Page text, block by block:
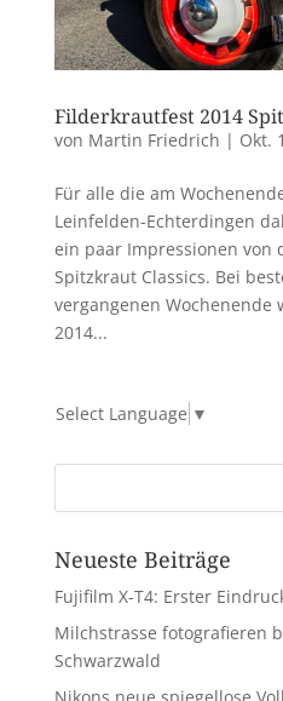
Filderkrautfest 2014
von Martin Friedrich | Okt.
Für alle die am
Leinfelden-Echterdingen
ein paar Impressionen von
Spitzkraut Classics. Bei
vergangenen
2014...
Select Language ▼
Neueste Beiträge
Fujifilm X-T4: Erster
Milchstrasse fotografieren
Schwarzwald